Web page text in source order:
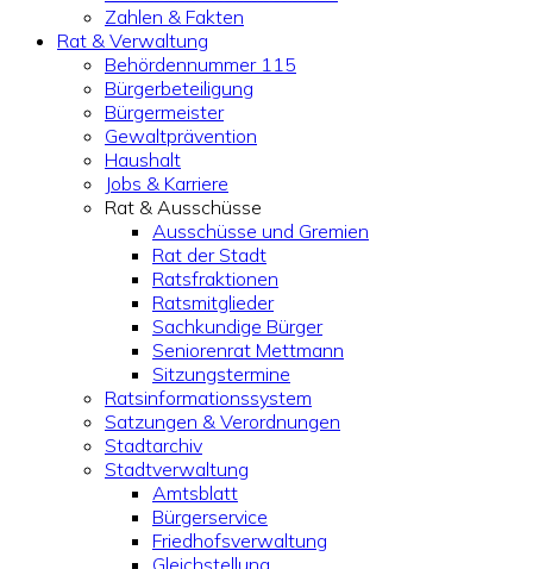
Zahlen & Fakten
Rat & Verwaltung
Behördennummer 115
Bürgerbeteiligung
Bürgermeister
Gewaltprävention
Haushalt
Jobs & Karriere
Rat & Ausschüsse
Ausschüsse und Gremien
Rat der Stadt
Ratsfraktionen
Ratsmitglieder
Sachkundige Bürger
Seniorenrat Mettmann
Sitzungstermine
Ratsinformationssystem
Satzungen & Verordnungen
Stadtarchiv
Stadtverwaltung
Amtsblatt
Bürgerservice
Friedhofsverwaltung
Gleichstellung